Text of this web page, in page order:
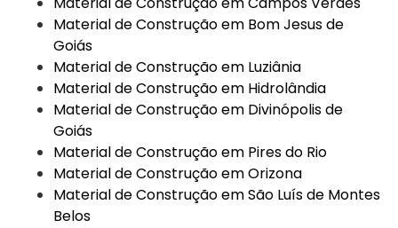
Material de Construção em Bom Jesus de
Goiás
Material de Construção em Luziânia
Material de Construção em Hidrolândia
Material de Construção em Divinópolis de
Goiás
Material de Construção em Pires do Rio
Material de Construção em Orizona
Material de Construção em São Luís de Montes
Belos